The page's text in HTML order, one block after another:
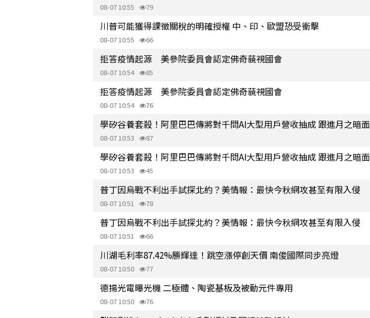
08-07 10:55 79
川普可能獲得課徵關稅的明確授權 中、印、歐盟恐受衝擊
08-07 10:55 66
拒答疫情起源 美參院委員會認定佛奇藐視國會
08-07 10:54 85
拒答疫情起源 美參院委員會認定佛奇藐視國會
08-07 10:54 76
學矽谷養套殺！阿里巴巴傳將對千問AI大型用戶營收抽成 跟進月之暗面
08-07 10:53 87
學矽谷養套殺！阿里巴巴傳將對千問AI大型用戶營收抽成 跟進月之暗面
08-07 10:53 45
普丁因烏戰不利出手試探北約？美情報：最快今秋網攻甚至有限入侵
08-07 10:51 78
普丁因烏戰不利出手試探北約？美情報：最快今秋網攻甚至有限入侵
08-07 10:51 66
川湖毛利率87.42%勝輝達！跳空漲停創天價 南俊國際同步亮燈
08-07 10:50 77
德揚光電曝光機 二極體、陶瓷基板及被動元件專用
08-07 10:50 76